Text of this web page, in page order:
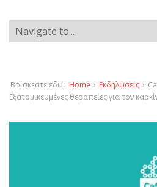
Βρίσκεστε εδώ: Home › Εκδηλώσεις ›
Εξατομικευμένες θεραπείες για τον